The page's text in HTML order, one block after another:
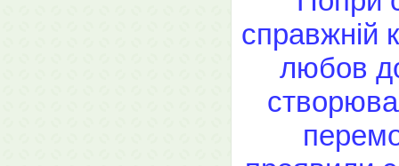
справжній
любов